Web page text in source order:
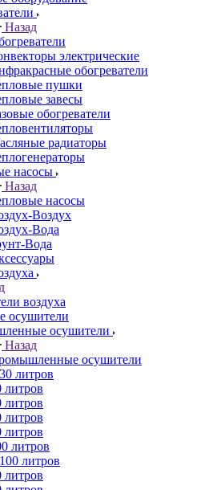
Назад
электрические
обогреватели
пушки
завесы
обогреватели
радиаторы
насосы
Назад
насосы
Воздух
Вода
Вода
воздуха
осушители
осушители
Назад
осушители
литров
литров
литров
литров
литров
литров
литров
литров